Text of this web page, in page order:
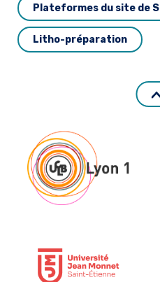
Plateformes du site de
Litho-préparation